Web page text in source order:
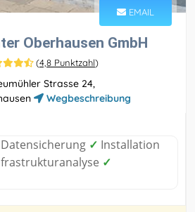
EMAIL
Oberhausen GmbH
(4,8 Punktzahl)
Strasse 24,
Wegbeschreibung
Datensicherung ✓ Installation
✓